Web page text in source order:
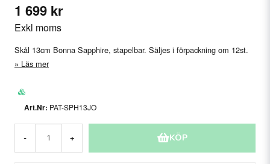
1 699 kr
Exkl moms
Skål 13cm Bonna Sapphire, stapelbar. Säljes i förpackning om 12st.
Läs mer
PAT-SPH13JO
- + KÖP